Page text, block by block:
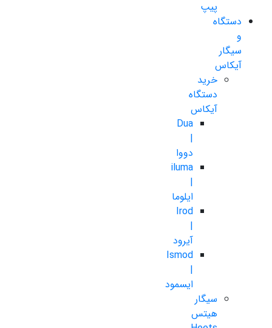
پیپ
دستگاه
و
سیگار
آیکاس
خرید
دستگاه
آیکاس
Dua
|
دووا
iluma
|
ایلوما
Irod
|
آیرود
Ismod
|
ایسمود
سیگار
هیتس